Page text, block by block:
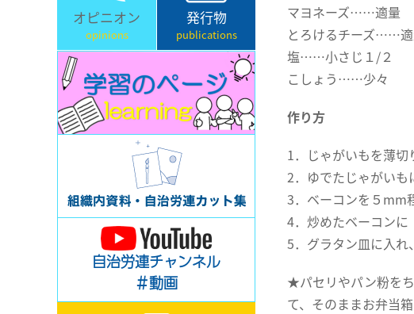
オピニオン
opinions
発行物
publications
自治労連チャンネル
＃動画
マヨネーズ……適量
とろけるチーズ……
塩……小さじ１/２
こしょう……少々
作り方
1．じゃがいもを薄切
2．ゆでたじゃがいも
3．ベーコンを５mm
4．炒めたベーコン
5．グラタン皿に入れ
★パセリやパン粉を
て、そのままお弁当